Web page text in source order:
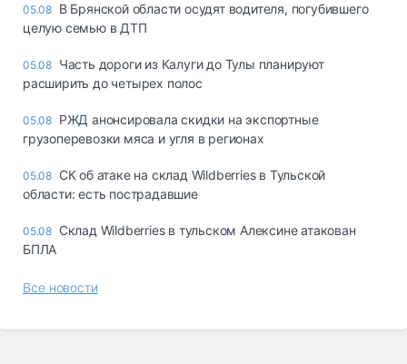
05.08 В Брянской области осудят водителя, погубившего
целую семью в ДТП
05.08 Часть дороги из Калуги до Тулы планируют
расширить до четырех полос
05.08 РЖД анонсировала скидки на экспортные
грузоперевозки мяса и угля в регионах
05.08 СК об атаке на склад Wildberries в Тульской
области: есть пострадавшие
05.08 Склад Wildberries в тульском Алексине атакован
БПЛА
Все новости